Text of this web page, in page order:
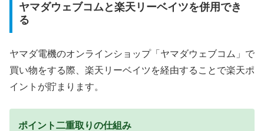
ヤマダウェブコムと楽天リーベイツを併用でき
る
ヤマダ電機のオンラインショップ「ヤマダウェブコム」で
買い物をする際、楽天リーベイツを経由することで楽天ポ
イントが貯まります。
ポイント二重取りの仕組み